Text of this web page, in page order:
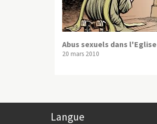
Abus sexuels dans l'Eglise
20 mars 2010
Langue